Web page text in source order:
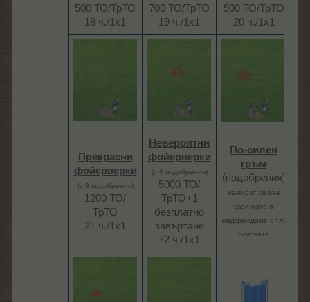
500 ТО/ТрТО
18 ч./1х1​
700 ТО/ТрТО
19 ч./1х1​
900 ТО/ТрТО
20 ч./1х1​
Прекрасни
фойерверки
(с 3 подобрения)
1200 ТО/
ТрТО
21 ч./1х1​
Невероятни
фойерверки
(с 4 подобрения)
5000 ТО/
ТрТО+1
безплатно
завъртане
72 ч./1х1​
По-силен
гръм
(подобрения)
намират се във
вазичката и
надграждаме с тях
основата